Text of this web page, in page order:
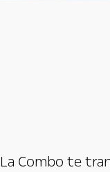
Combo te